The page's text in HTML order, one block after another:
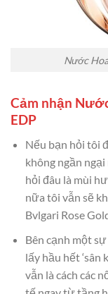
Nước
Cảm nhận
EDP
Nếu bạn hỏi tôi
không ngần ngại
hỏi đâu là mùi
nữa tôi vẫn sẽ
Bvlgari Rose
Bên cạnh một
lấy hầu hết ‘sân
vẫn là cách các